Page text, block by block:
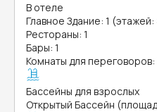
В отеле
Главное Здание: 1
Рестораны: 1
Бары: 1
Комнаты для переговоров:
Бассейны для взрослых
Открытый Бассейн